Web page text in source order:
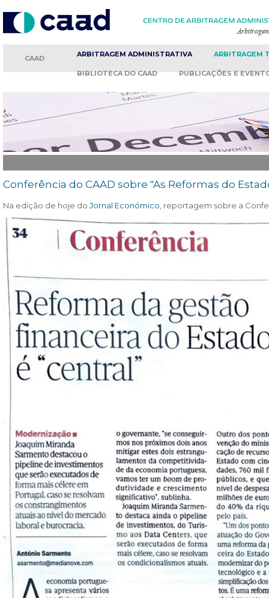
CAAD ARBITRAGEM ADMINISTRATIVA ARBITRAGEM
BIBLIOTECA DO CAAD PUBLICAÇÕES E
Conferência do CAAD sobre "As Reformas do
Na edição de hoje do Jornal Económico , reportagem sobre a